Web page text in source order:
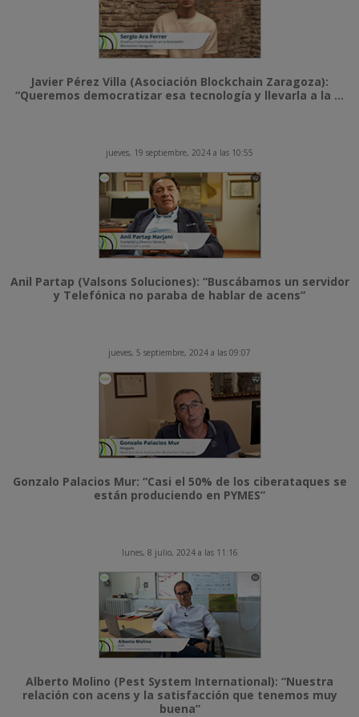
Javier Pérez Villa (Asociación Blockchain Zaragoza):
“Queremos democratizar esa tecnología y llevarla a la ...
jueves, 19 septiembre, 2024 a las 10:55
Anil Partap (Valsons Soluciones): “Buscábamos un servidor
y Telefónica no paraba de hablar de acens”
jueves, 5 septiembre, 2024 a las 09:07
Gonzalo Palacios Mur: “Casi el 50% de los ciberataques se
están produciendo en PYMES”
lunes, 8 julio, 2024 a las 11:16
Alberto Molino (Pest System International): “Nuestra
relación con acens y la satisfacción que tenemos muy
buena”